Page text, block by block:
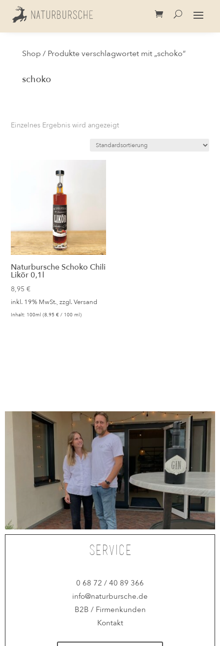
Shop/ Produkte verschlagwortet mit „schoko“
schoko
Einzelnes Ergebnis wird angezeigt
Naturbursche Schoko Chili
Likör 0,1l
8,95€
inkl. 19% MwSt., zzgl.Versand
Inhalt: 100ml (8,95€ / 100 ml)
Service
0 68 72 / 40 89 366
info@naturbursche.de
B2B / Firmenkunden
Kontakt